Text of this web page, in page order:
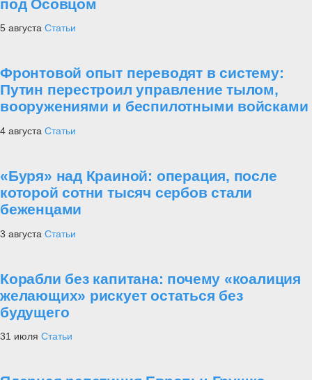
под Осовцом
5 августа Статьи
Фронтовой опыт переводят в систему:
Путин перестроил управление тылом,
вооружениями и беспилотными войсками
4 августа Статьи
«Буря» над Краиной: операция, после
которой сотни тысяч сербов стали
беженцами
3 августа Статьи
Корабли без капитана: почему «коалиция
желающих» рискует остаться без
будущего
31 июля Статьи